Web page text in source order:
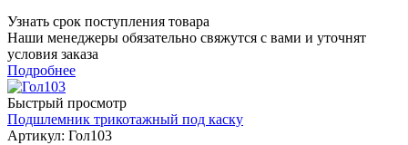
Узнать срок поступления товара
Наши менеджеры обязательно свяжутся с вами и уточнят
условия заказа
Подробнее
Быстрый просмотр
Подшлемник трикотажный под каску
Артикул: Гол103